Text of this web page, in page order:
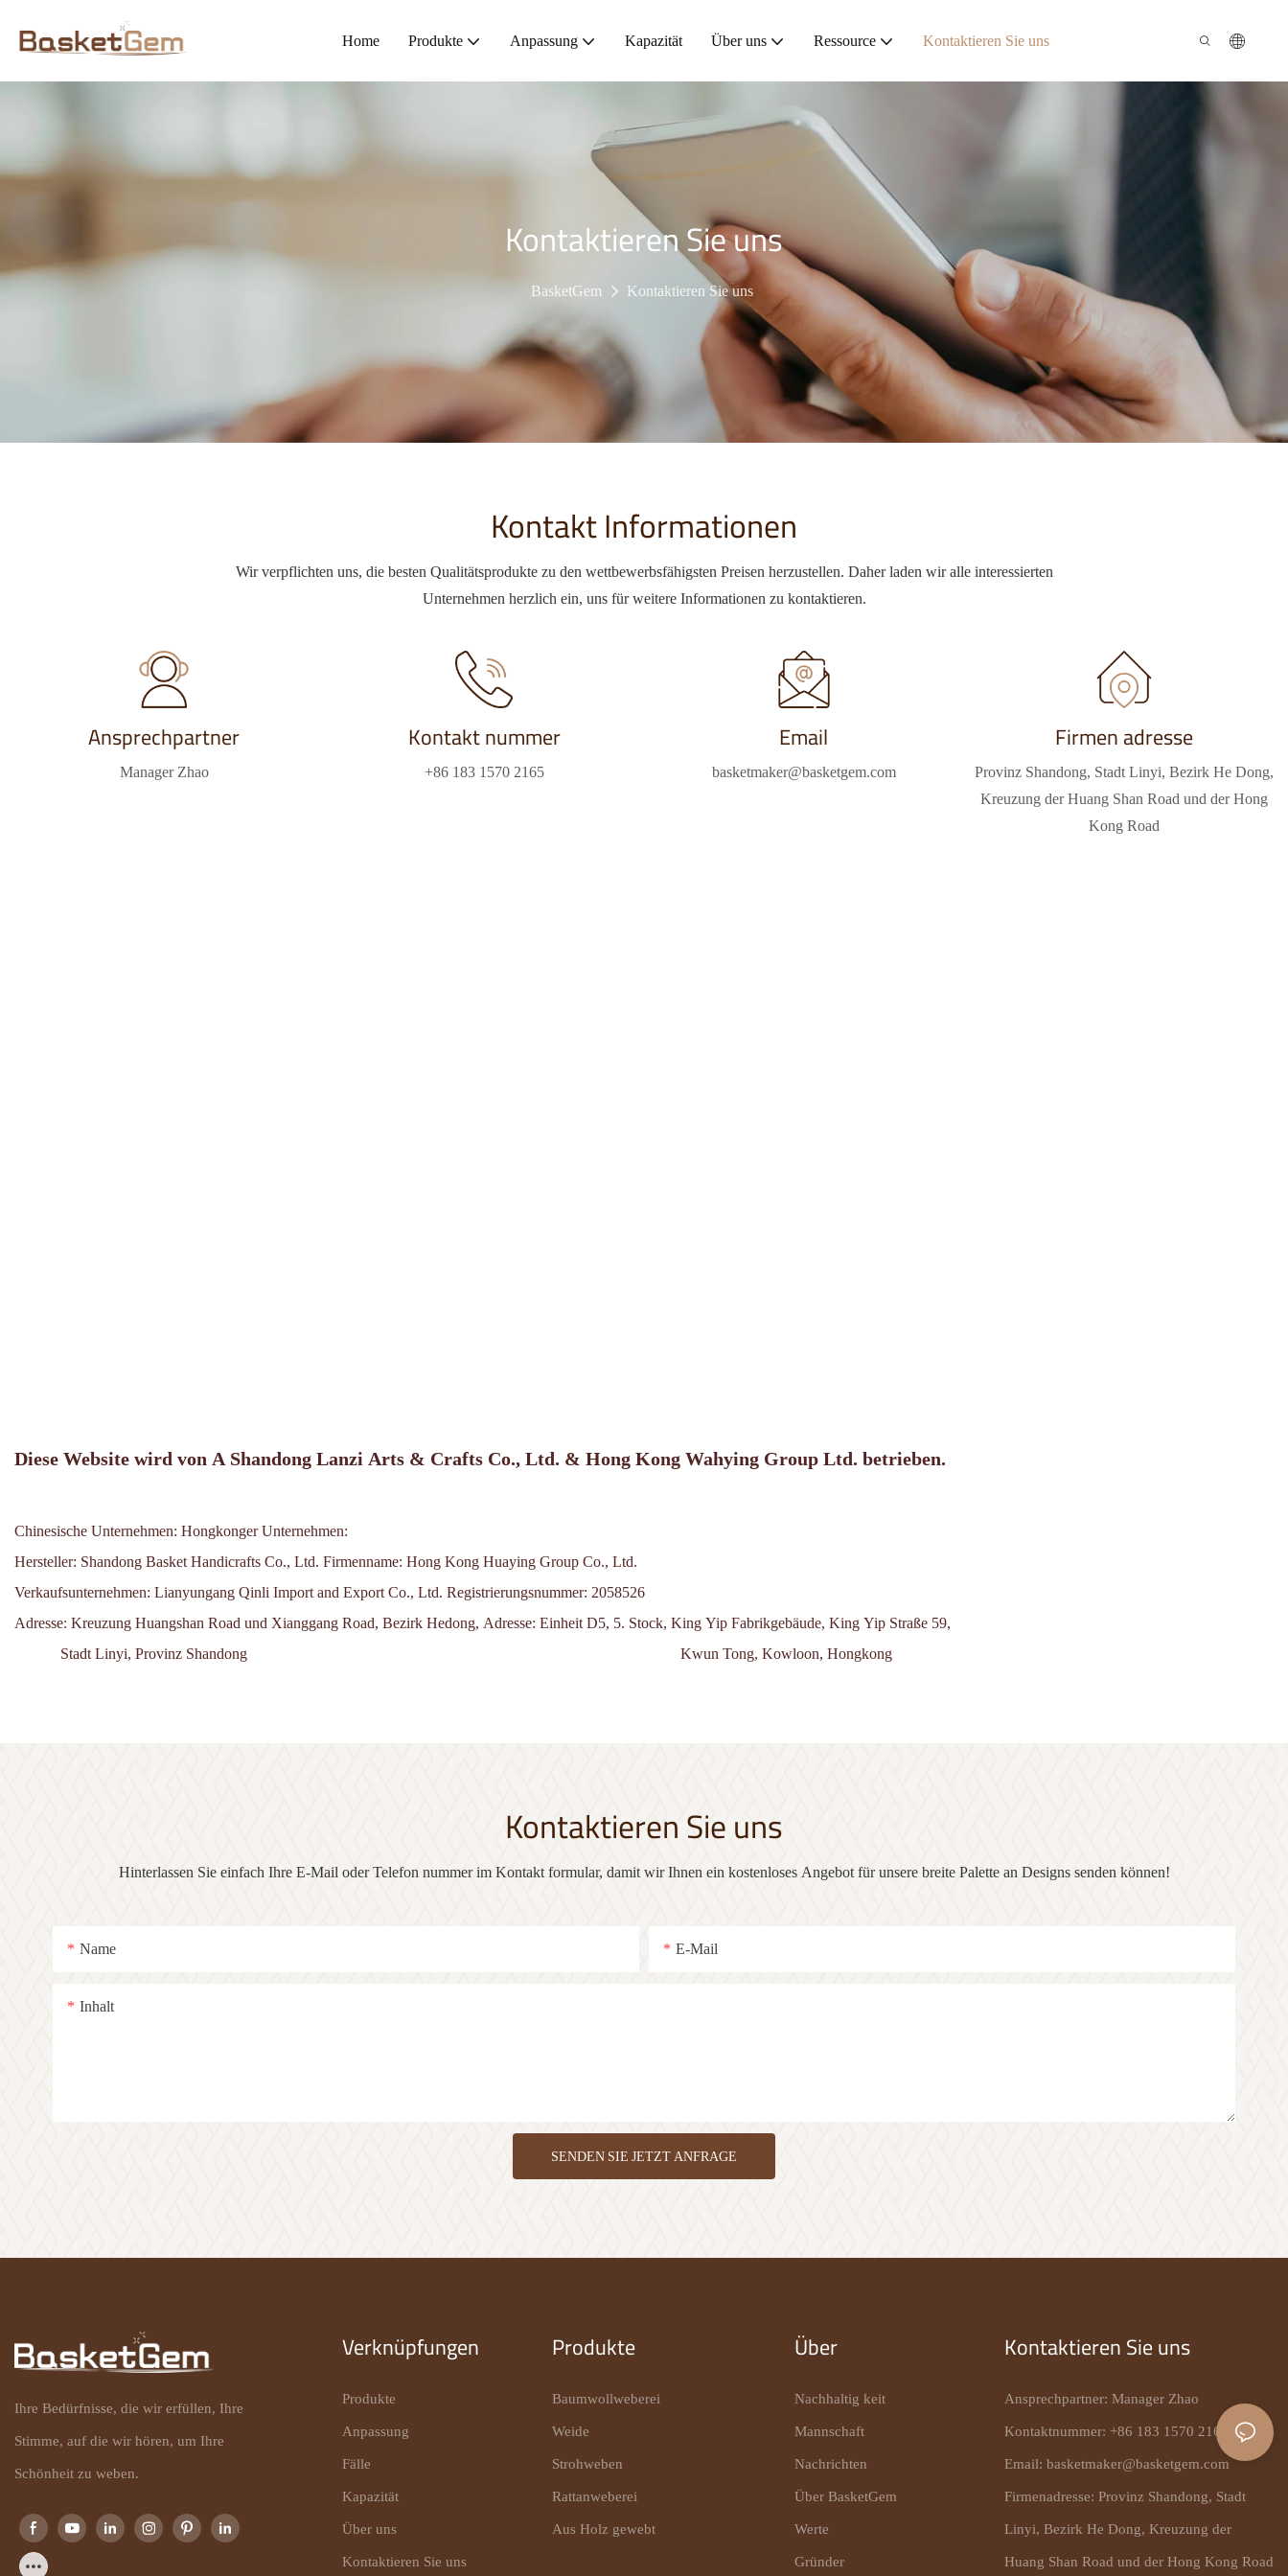
Home Produkte Anpassung Kapazität Über uns Ressource Kontaktieren Sie uns
Kontaktieren Sie uns
BasketGem Kontaktieren Sie uns
Kontakt Informationen
Wir verpflichten uns, die besten Qualitätsprodukte zu den wettbewerbsfähigsten Preisen herzustellen. Daher laden wir alle interessierten
Unternehmen herzlich ein, uns für weitere Informationen zu kontaktieren.
Ansprechpartner
Manager Zhao
Kontakt nummer
+86 183 1570 2165
Email
basketmaker@basketgem.com
Firmen adresse
Provinz Shandong, Stadt Linyi, Bezirk He Dong,
Kreuzung der Huang Shan Road und der Hong
Kong Road
Diese Website wird von A Shandong Lanzi Arts & Crafts Co., Ltd. & Hong Kong Wahying Group Ltd. betrieben.
Chinesische Unternehmen: Hongkonger Unternehmen:
Hersteller: Shandong Basket Handicrafts Co., Ltd. Firmenname: Hong Kong Huaying Group Co., Ltd.
Verkaufsunternehmen: Lianyungang Qinli Import and Export Co., Ltd. Registrierungsnummer: 2058526
Adresse: Kreuzung Huangshan Road und Xianggang Road, Bezirk Hedong, Adresse: Einheit D5, 5. Stock, King Yip Fabrikgebäude, King Yip Straße 59,
Stadt Linyi, Provinz Shandong
Kwun Tong, Kowloon, Hongkong
Kontaktieren Sie uns
Hinterlassen Sie einfach Ihre E-Mail oder Telefon nummer im Kontakt formular, damit wir Ihnen ein kostenloses Angebot für unsere breite Palette an Designs senden können!
Name E-Mail
Inhalt
SENDEN SIE JETZT ANFRAGE
Ihre Bedürfnisse, die wir erfüllen, Ihre
Stimme, auf die wir hören, um Ihre
Schönheit zu weben.
Verknüpfungen
Produkte
Anpassung
Fälle
Kapazität
Über uns
Kontaktieren Sie uns
Produkte
Baumwollweberei
Weide
Strohweben
Rattanweberei
Aus Holz gewebt
Über
Nachhaltig keit
Mannschaft
Nachrichten
Über BasketGem
Werte
Gründer
Kontaktieren Sie uns
Ansprechpartner: Manager Zhao
Kontaktnummer: +86 183 1570 2165
Email: basketmaker@basketgem.com
Firmenadresse: Provinz Shandong, Stadt
Linyi, Bezirk He Dong, Kreuzung der
Huang Shan Road und der Hong Kong Road